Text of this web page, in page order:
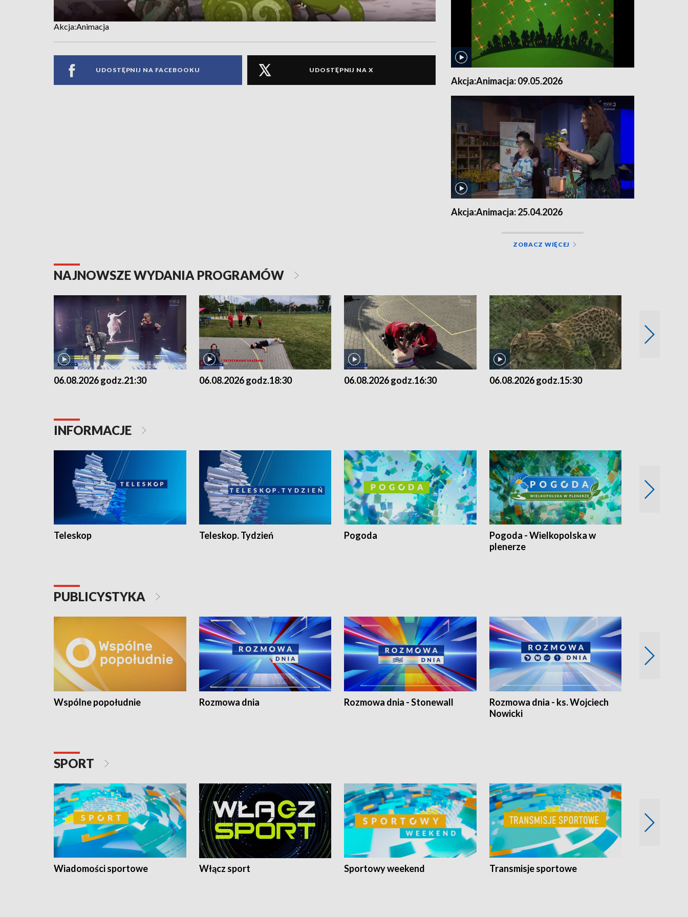
Akcja:Animacja
UDOSTĘPNIJ NA FACEBOOKU UDOSTĘPNIJ NA X
Akcja:Animacja: 09.05.2026
Akcja:Animacja: 25.04.2026
ZOBACZ WIĘCEJ
NAJNOWSZE WYDANIA PROGRAMÓW
06.08.2026 godz.21:30 06.08.2026 godz.18:30 06.08.2026 godz.16:30 06.08.2026 godz.15:30
INFORMACJE
Teleskop Teleskop. Tydzień Pogoda
Pogoda - Wielkopolska w
plenerze
PUBLICYSTYKA
Wspólne popołudnie Rozmowa dnia Rozmowa dnia - Stonewall
Rozmowa dnia - ks. Wojciech
Nowicki
SPORT
Wiadomości sportowe Włącz sport Sportowy weekend Transmisje sportowe